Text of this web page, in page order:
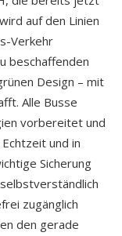
auf den Linien
Verkehr
beschaffenden
Design – mit
Alle Busse
vorbereitet und
und in
Sicherung
zugänglich
den gerade